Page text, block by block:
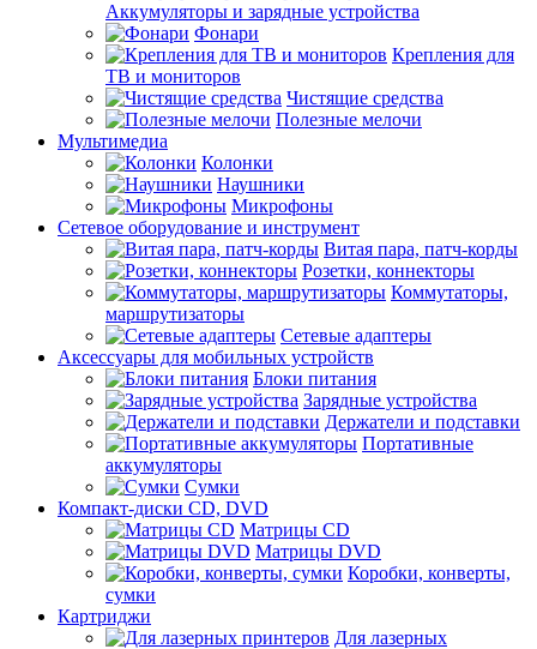
Аккумуляторы и зарядные устройства
Фонари
Крепления для
ТВ и мониторов
Чистящие средства
Полезные мелочи
Мультимедиа
Колонки
Наушники
Микрофоны
Сетевое оборудование и инструмент
Витая пара, патч-корды
Розетки, коннекторы
Коммутаторы,
маршрутизаторы
Сетевые адаптеры
Аксессуары для мобильных устройств
Блоки питания
Зарядные устройства
Держатели и подставки
Портативные
аккумуляторы
Сумки
Компакт-диски CD, DVD
Матрицы CD
Матрицы DVD
Коробки, конверты,
сумки
Картриджи
Для лазерных